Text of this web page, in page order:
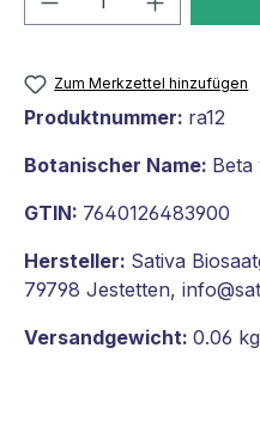
Zum Merkzettel hinzufügen
Produktnummer: ra12
Botanischer Name: Beta
GTIN: 7640126483900
Hersteller: Sativa
79798 Jestetten,
Versandgewicht: 0.06 kg